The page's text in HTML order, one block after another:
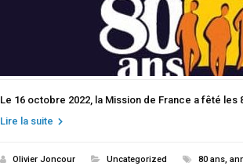
Le 16 octobre 2022, la Mission de France a fêté
Lire la suite
Olivier Joncour Uncategorized 80 ans,